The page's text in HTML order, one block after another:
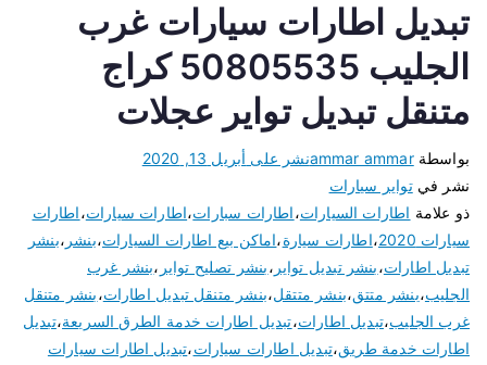
تبديل اطارات سيارات غرب
الجليب 50805535 كراج
متنقل تبديل تواير عجلات
بواسطةammar ammarنشر على أبريل 13, 2020
نشر فيتواير سيارات
ذو علامة اطارات السيارات،اطارات سبارات،اطارات سيارات،اطارات
سيارات 2020
،اطارات سيارة،اماكن بيع اطارات السيارات،بنشر ،بنشر
تبديل اطارات،بنشر تبديل تواير ،بنشر تصليح تواير ،بنشر غرب
الجليب،بنشر متتق،بنشر متتقل،بنشر متنقل تبديل اطارات،بنشر متنقل
غرب الجليب،تبديل اطارات،تبديل اطارات خدمة الطرق السريعة،تبديل
اطارات خدمة طريق،تبديل اطارات سيارات،تبديل اطارات سيارات